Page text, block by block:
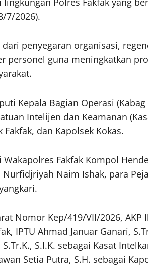
7/2026).
penyegaran organisasi,
personel guna meningkatkan
Kepala Bagian Operasi (Kabag
Intelijen dan Keamanan
dan Kapolsek Kokas.
Fakfak Kompol
Nurfidjriyah Naim Ishak, para
Nomor Kep/419/VII/2026, AKP
IPTU Ahmad Januar Ganari,
S.I.K. sebagai Kasat
Setia Putra, S.H. sebagai